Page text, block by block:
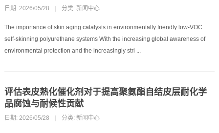
日期: 2026/05/28 分类: 新闻中心
The importance of skin aging catalysts in environmentally friendly low-VOC
self-skinning polyurethane systems With the increasing global awareness of
environmental protection and the increasingly stri ...
评估表皮熟化催化剂对于提高聚氨酯自结皮层耐化学
品腐蚀与耐候性贡献
日期: 2026/05/28 分类: 新闻中心